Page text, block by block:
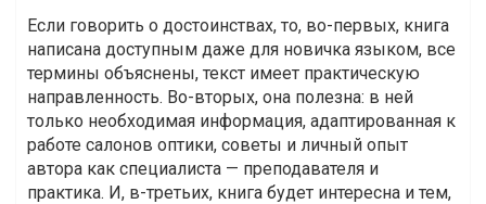
Если говорить о достоинствах, то, во-первых, книга
написана доступным даже для новичка языком, все
термины объяснены, текст имеет практическую
направленность. Во-вторых, она полезна: в ней
только необходимая информация, адаптированная к
работе салонов оптики, советы и личный опыт
автора как специалиста — преподавателя и
практика. И, в-третьих, книга будет интересна и тем,